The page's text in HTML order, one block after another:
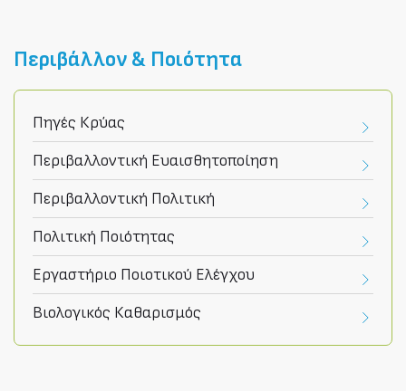
Περιβάλλον & Ποιότητα
Πηγές Κρύας
Περιβαλλοντική Ευαισθητοποίηση
Περιβαλλοντική Πολιτική
Πολιτική Ποιότητας
Εργαστήριο Ποιοτικού Ελέγχου
Βιολογικός Καθαρισμός